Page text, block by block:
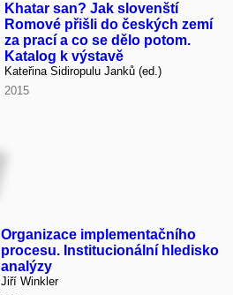
Khatar san? Jak slovenští
Romové přišli do českých zemí
za prací a co se dělo potom.
Katalog k výstavě
Kateřina Sidiropulu Janků (ed.)
2015
Organizace implementačního
procesu. Institucionální hledisko
analýzy
Jiří Winkler